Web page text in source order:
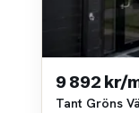
9 892 kr/
Tant Gröns